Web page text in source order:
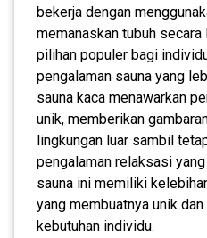
bekerja dengan
memanaskan tubuh secara
pilihan populer bagi
pengalaman sauna yang
sauna kaca menawarkan
unik, memberikan
lingkungan luar sambil
pengalaman relaksasi
sauna ini memiliki
yang membuatnya unik
kebutuhan individu.